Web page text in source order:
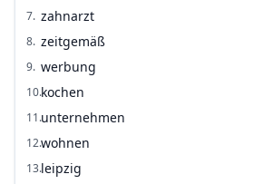
7. zahnarzt
8. zeitgemäß
9. werbung
10.kochen
11.unternehmen
12.wohnen
13.leipzig